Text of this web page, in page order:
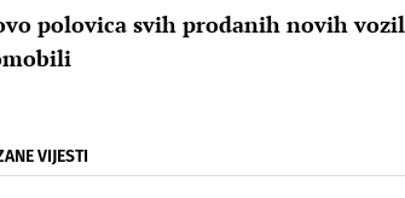
polovica svih prodanih novih
VIJESTI